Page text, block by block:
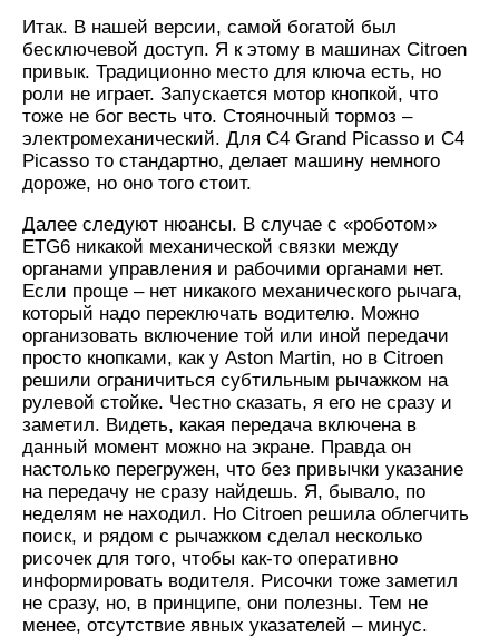
Итак. В нашей версии, самой богатой был
бесключевой доступ. Я к этому в машинах Citroen
привык. Традиционно место для ключа есть, но
роли не играет. Запускается мотор кнопкой, что
тоже не бог весть что. Стояночный тормоз –
электромеханический. Для C4 Grand Picasso и C4
Picasso то стандартно, делает машину немного
дороже, но оно того стоит.
Далее следуют нюансы. В случае с «роботом»
ETG6 никакой механической связки между
органами управления и рабочими органами нет.
Если проще – нет никакого механического рычага,
который надо переключать водителю. Можно
организовать включение той или иной передачи
просто кнопками, как у Aston Martin, но в Citroen
решили ограничиться субтильным рычажком на
рулевой стойке. Честно сказать, я его не сразу и
заметил. Видеть, какая передача включена в
данный момент можно на экране. Правда он
настолько перегружен, что без привычки указание
на передачу не сразу найдешь. Я, бывало, по
неделям не находил. Но Citroen решила облегчить
поиск, и рядом с рычажком сделал несколько
рисочек для того, чтобы как-то оперативно
информировать водителя. Рисочки тоже заметил
не сразу, но, в принципе, они полезны. Тем не
менее, отсутствие явных указателей – минус.